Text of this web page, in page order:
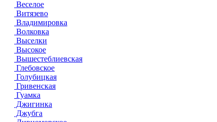
Веселое
Витязево
Владимировка
Волковка
Выселки
Высокое
Вышестеблиевская
Глебовское
Голубицкая
Гривенская
Гуамка
Джигинка
Джубга